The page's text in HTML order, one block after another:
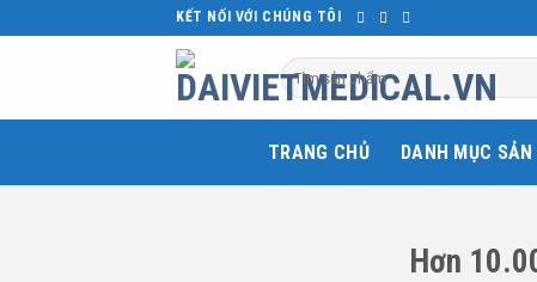
to
KẾT NỐI VỚI CHÚNG TÔI
Tìm
kiếm:
TRANG CHỦ DANH MỤC
Hơn